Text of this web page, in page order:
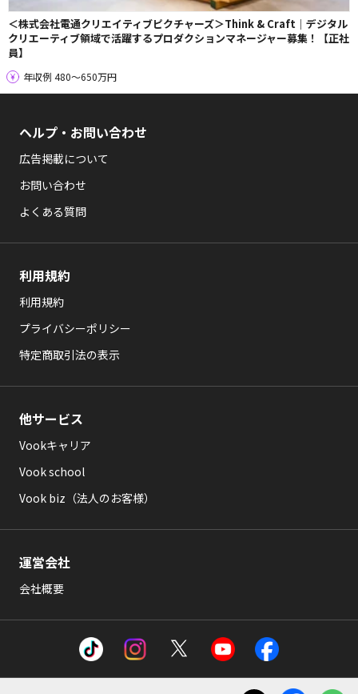
＜株式会社電通クリエイティブピクチャーズ＞Think & Craft｜デジタル
クリエーティブ領域で活躍するプロダクションマネージャー募集！【正社
員】
年収例 480〜650万円
ヘルプ・お問い合わせ
広告掲載について
お問い合わせ
よくある質問
利用規約
利用規約
プライバシーポリシー
特定商取引法の表示
他サービス
Vookキャリア
Vook school
Vook biz（法人のお客様）
運営会社
会社概要